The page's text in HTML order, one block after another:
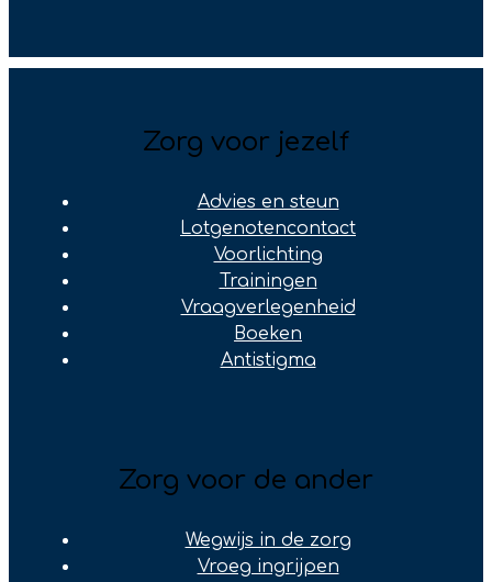
Zorg voor jezelf
Advies en steun
Lotgenotencontact
Voorlichting
Trainingen
Vraagverlegenheid
Boeken
Antistigma
Zorg voor de ander
Wegwijs in de zorg
Vroeg ingrijpen